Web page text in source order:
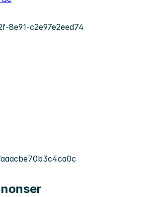
8e91-c2e97e2eed74